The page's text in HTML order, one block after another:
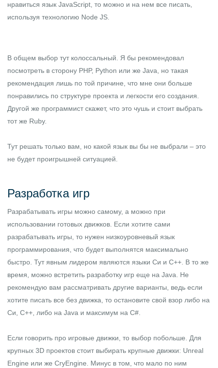
нравиться язык JavaScript, то можно и на нем все писать,
используя технологию Node JS.
В общем выбор тут колоссальный. Я бы рекомендовал
посмотреть в сторону PHP, Python или же Java, но такая
рекомендация лишь по той причине, что мне они больше
понравились по структуре проекта и легкости его создания.
Другой же программист скажет, что это чушь и стоит выбрать
тот же Ruby.
Тут решать только вам, но какой язык вы бы не выбрали – это
не будет проигрышней ситуацией.
Разработка игр
Разрабатывать игры можно самому, а можно при
использовании готовых движков. Если хотите сами
разрабатывать игры, то нужен низкоуровневый язык
программирования, что будет выполнятся максимально
быстро. Тут явным лидером являются языки Си и С++. В то же
время, можно встретить разработку игр еще на Java. Не
рекомендую вам рассматривать другие варианты, ведь если
хотите писать все без движка, то остановите свой взор либо на
Си, С++, либо на Java и максимум на C#.
Если говорить про игровые движки, то выбор побольше. Для
крупных 3D проектов стоит выбирать крупные движки: Unreal
Engine или же CryEngine. Минус в том, что мало по ним